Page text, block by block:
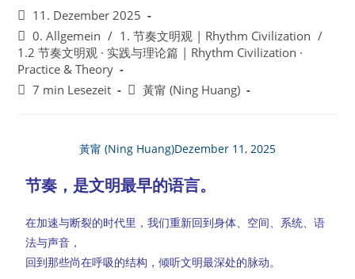
11. Dezember 2025
0. Allgemein / 1. 节奏文明观 | Rhythm Civilization /
1.2 节奏文明观 · 实践与理论篇 | Rhythm Civilization ·
Practice & Theory
7 min Lesezeit
黃甯 (Ning Huang)
黃甯 (Ning Huang)Dezember 11, 2025
节奏，是文明最早的语言。
在加速与断裂的时代里，我们重新回到身体、空间、系统、语
法与声音，
回到那些尚在呼吸的结构，倾听文明最深处的脉动。